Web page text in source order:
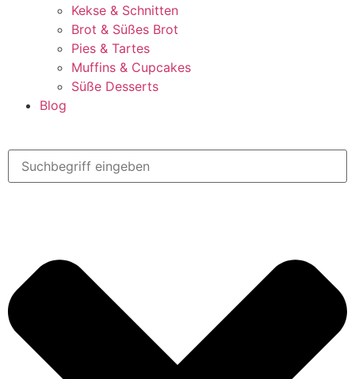
Kekse & Schnitten
Brot & Süßes Brot
Pies & Tartes
Muffins & Cupcakes
Süße Desserts
Blog